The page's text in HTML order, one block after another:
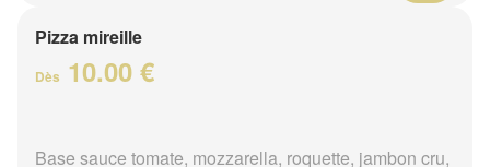
Pizza mireille
Dès 10.00 €
Base sauce tomate, mozzarella, roquette, jambon cru,